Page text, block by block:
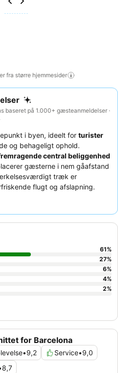
fra større hjemmesider
baseret på 1.000+ gæsteanmeldelser ·
i byen, ideelt for turister
og behageligt ophold.
central beliggenhed
gæsterne i nem gåafstand
træk er
flugt og afslapning.
for Barcelona
•9,2 Service•9,0
8,7
61%
27%
6%
4%
2%